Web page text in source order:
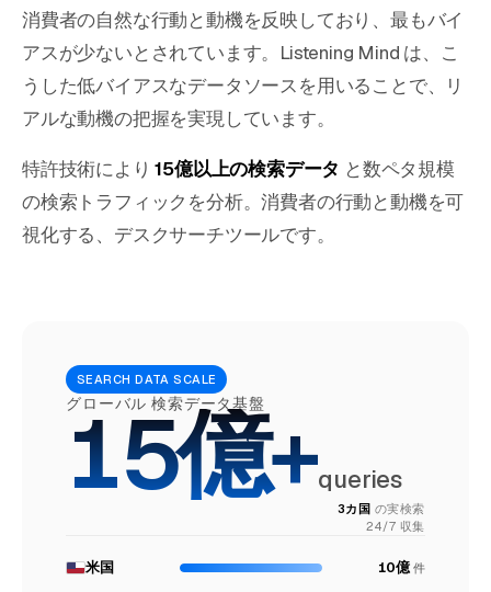
消費者の自然な行動と動機を反映しており、最もバイ
アスが少ないとされています。Listening Mind は、こ
うした低バイアスなデータソースを用いることで、リ
アルな動機の把握を実現しています。
特許技術により15億以上の検索データ と数ペタ規模
の検索トラフィックを分析。消費者の行動と動機を可
視化する、デスクサーチツールです。
SEARCH DATA SCALE
グローバル 検索データ基盤
15億+queries
3カ国 の実検索
24/7 収集
米国 10億 件